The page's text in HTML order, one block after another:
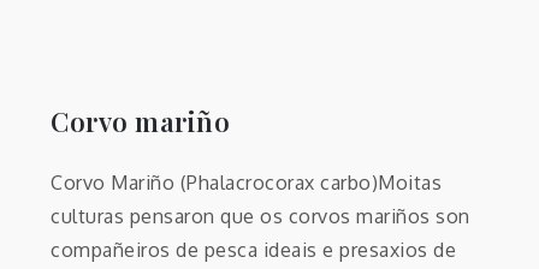
Corvo mariño
Corvo Mariño (Phalacrocorax carbo)Moitas
culturas pensaron que os corvos mariños son
compañeiros de pesca ideais e presaxios de